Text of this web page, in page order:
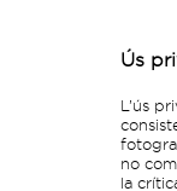
Ús
L’ús
no
la